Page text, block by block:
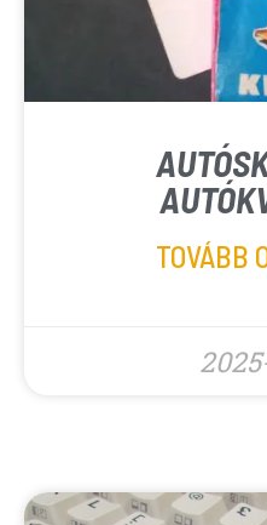
TOVÁBB